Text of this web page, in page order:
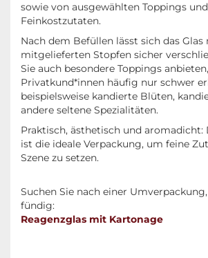
sowie von ausgewählten Toppings und
Feinkostzutaten.
Nach dem Befüllen lässt sich das
mitgelieferten Stopfen sicher
Sie auch besondere Toppings
Privatkund*innen häufig nur schwer
beispielsweise kandierte Blüten,
andere seltene Spezialitäten.
Praktisch, ästhetisch und aromadicht:
ist die ideale Verpackung, um feine
Szene zu setzen.
Suchen Sie nach einer
fündig:
Reagenzglas mit Kartonage